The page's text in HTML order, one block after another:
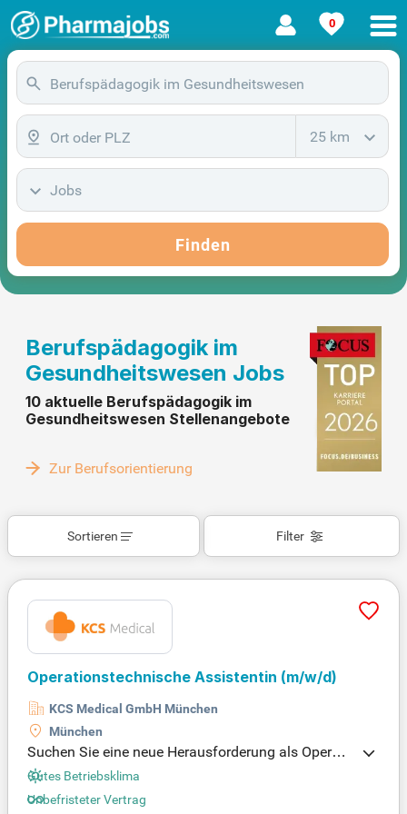
0
25 km
Jobs
Finden
Berufspädagogik im
Gesundheitswesen Jobs
10 aktuelle Berufspädagogik im
Gesundheitswesen Stellenangebote
Zur Berufsorientierung
Filter
Sortieren
Operationstechnische Assistentin (m/w/d)
KCS Medical GmbH München
München
Suchen Sie eine neue Herausforderung als Operati
onstechnische Assistentin in München? Wir bieten
Ihnen einen unbefristeten Arbeitsvertrag mit attrakt
ivem Gehalt und zahlreichen Vorteilen. Vollzeit mit
Gutes Betriebsklima
Unbefristeter Vertrag